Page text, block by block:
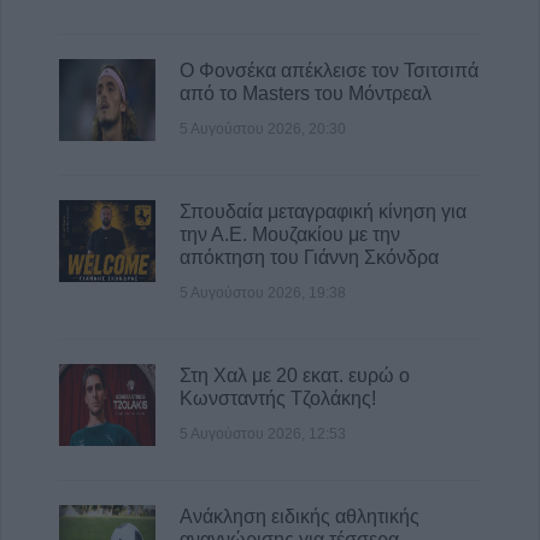
του Μορφοβουνίου
5 Αυγούστου 2026, 20:50
Το Σάββατο 8 Αυγούστου το 40ήμερο
Αναγνωστόπουλου
5 Αυγούστου 2026, 20:49
Εκδήλωση μνήμης για Χιροσίμα -
Ναγκασάκι και αντιιμπεριαλιστική
5 Αυγούστου 2026, 20:42
Ο Φονσέκα απέκλεισε τον Τσιτσιπά από το
Masters του Μόντρεαλ
Το Σάββατο 8 Αυγούστου το 40ήμερο
Ο Φονσέκα απέκλεισε τον Τσιτσιπά
από το Masters του Μόντρεαλ
5 Αυγούστου 2026, 20:30
Σπουδαία μεταγραφική κίνηση για
την Α.Ε. Μουζακίου με την
απόκτηση του Γιάννη Σκόνδρα
5 Αυγούστου 2026, 19:38
Στη Χαλ με 20 εκατ. ευρώ ο
Κωνσταντής Τζολάκης!
5 Αυγούστου 2026, 12:53
Ανάκληση ειδικής αθλητικής